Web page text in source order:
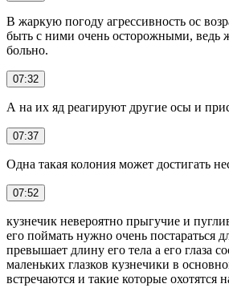
В жаркую погоду агрессивность ос
быть с ними очень осторожными, ведь
больно.
07:32
А на их яд реагируют другие осы и
07:37
Одна такая колония может достигать
07:52
кузнечик невероятно прыгучие и
его поймать нужно очень постараться
превышает длину его тела а его глаза
маленьких глазков кузнечики в
встречаются и такие которые охотятся